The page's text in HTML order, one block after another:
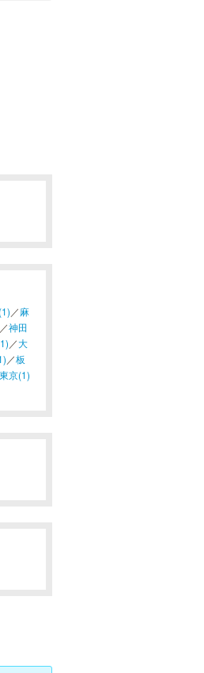
／麻
／神田
／大
／板
京(1)